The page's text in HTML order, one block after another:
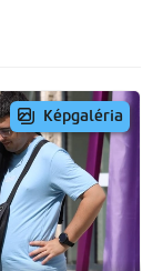
Képgaléria